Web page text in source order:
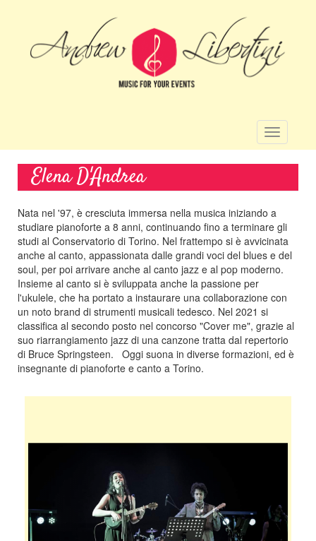
principale
Toggle
Elena D'Andrea
Nata nel '97, è cresciuta immersa nella musica iniziando a
studiare pianoforte a 8 anni, continuando fino a terminare gli
studi al Conservatorio di Torino. Nel frattempo si è avvicinata
anche al canto, appassionata dalle grandi voci del blues e del
soul, per poi arrivare anche al canto jazz e al pop moderno.
Insieme al canto si è sviluppata anche la passione per
l'ukulele, che ha portato a instaurare una collaborazione con
un noto brand di strumenti musicali tedesco. Nel 2021 si
classifica al secondo posto nel concorso "Cover me", grazie al
suo riarrangiamento jazz di una canzone tratta dal repertorio
di Bruce Springsteen. Oggi suona in diverse formazioni, ed è
insegnante di pianoforte e canto a Torino.